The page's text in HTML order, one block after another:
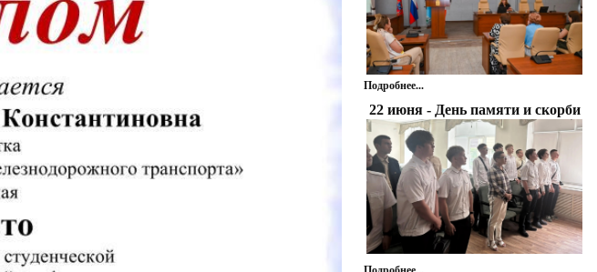
Подробнее...
22 июня - День памяти и скорби